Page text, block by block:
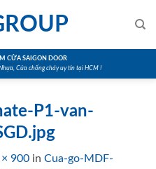
CỬA SAIGON DOOR
Cửa chống cháy uy tín tại HCM !
P1-van-
900 in Cua-go-MDF-